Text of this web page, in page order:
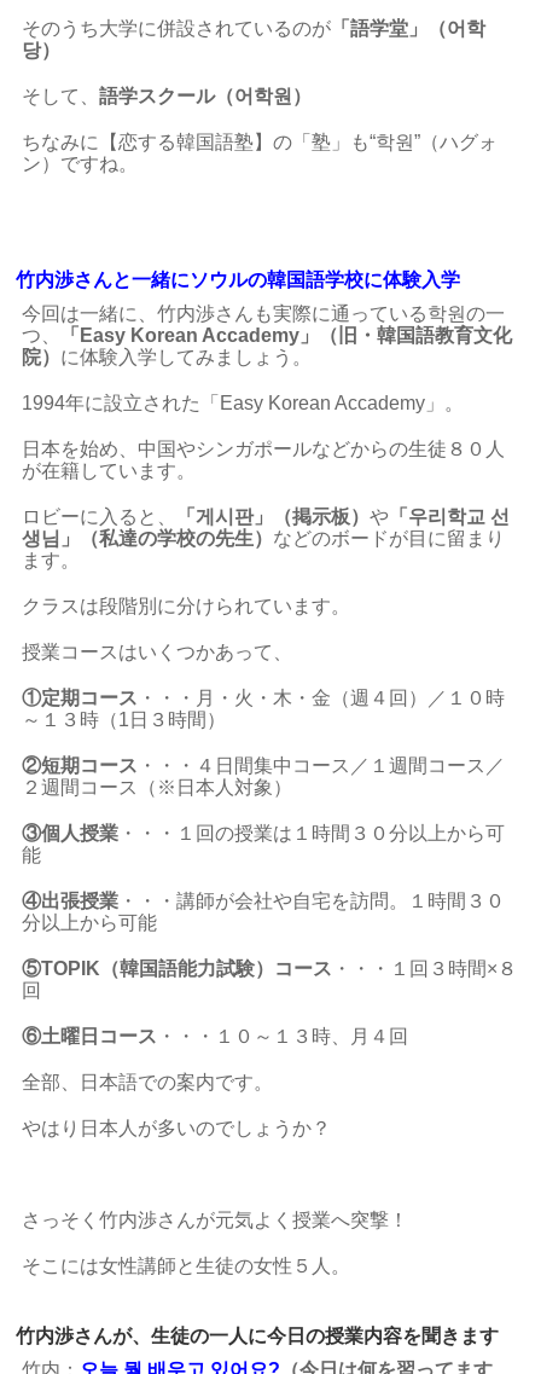
そのうち大学に併設されているのが 「語学堂」（어학
당）
そして、語学スクール（어학원）
ちなみに【恋する韓国語塾】の「塾」も“학원”（ハグォ
ン）ですね。
竹内渉さんと一緒にソウルの韓国語学校に体験入学
今回は一緒に、竹内渉さんも実際に通っている학원の一
つ、
「Easy Korean Accademy」（旧・韓国語教育文化
院） に体験入学してみましょう。
1994年に設立された「Easy Korean Accademy」。
日本を始め、中国やシンガポールなどからの生徒８０人
が在籍しています。
ロビーに入ると、 「게시판」（掲示板）や 「우리학교 선
생님」（私達の学校の先生） などのボードが目に留まり
ます。
クラスは段階別に分けられています。
授業コースはいくつかあって、
①定期コース ・・・月・火・木・金（週４回）／１０時
～１３時（1日３時間）
②短期コース ・・・４日間集中コース／１週間コース／
２週間コース（※日本人対象）
③個人授業 ・・・１回の授業は１時間３０分以上から可
能
④出張授業 ・・・講師が会社や自宅を訪問。１時間３０
分以上から可能
⑤TOPIK（韓国語能力試験）コース ・・・１回３時間×８
回
⑥土曜日コース ・・・１０～１３時、月４回
全部、日本語での案内です。
やはり日本人が多いのでしょうか？
さっそく竹内渉さんが元気よく授業へ突撃！
そこには女性講師と生徒の女性５人。
竹内渉さんが、生徒の一人に今日の授業内容を聞きます